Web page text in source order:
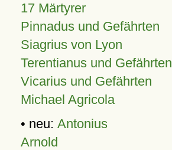
17 Märtyrer
Pinnadus und Gefährten
Siagrius von Lyon
Terentianus und Gefährten
Vicarius und Gefährten
Michael Agricola
• neu: Antonius
Arnold